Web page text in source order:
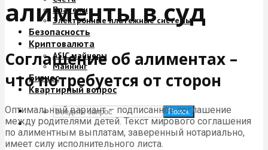
Платежи
Электронные платежные системы
Безопасность
Криптовалюта
ASIC майнеры
Майнинг
Бизнес
Квартирный вопрос
Поиск
алименты в суд
Соглашение об алиментах –
что потребуется от сторон
Оптимальный вариант – подписанное соглашение
между родителями детей. Текст мирового соглашения
по алиментным выплатам, заверенный нотариально,
имеет силу исполнительного листа.